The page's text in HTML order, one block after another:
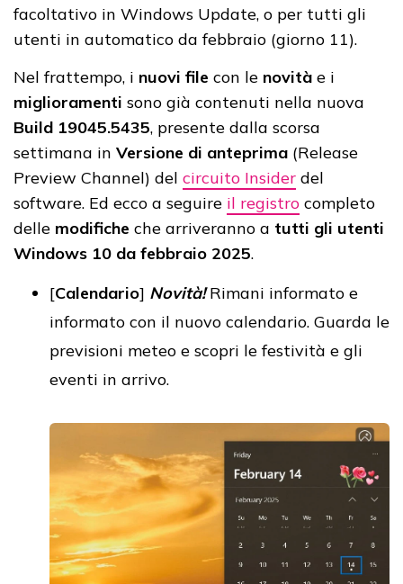
facoltativo in Windows Update, o per tutti gli
utenti in automatico da febbraio (giorno 11).
Nel frattempo, i nuovi file con le novità e i
miglioramenti sono già contenuti nella nuova
Build 19045.5435, presente dalla scorsa
settimana in Versione di anteprima (Release
Preview Channel) del circuito Insider del
software. Ed ecco a seguire il registro completo
delle modifiche che arriveranno a tutti gli utenti
Windows 10 da febbraio 2025.
[Calendario] Novità!Rimani informato e
informato con il nuovo calendario. Guarda le
previsioni meteo e scopri le festività e gli
eventi in arrivo.